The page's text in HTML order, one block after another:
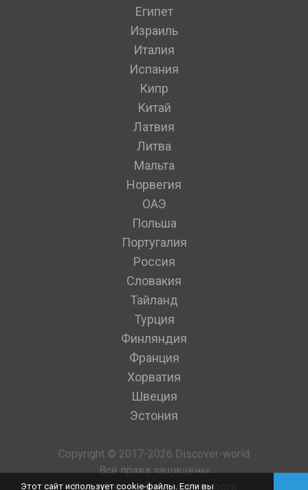
Египет
Израиль
Италия
Испания
Кипр
Китай
Латвия
Литва
Мальта
Норвегия
ОАЭ
Польша
Португалия
Россия
Словакия
Тайланд
Турция
Финляндия
Франция
Хорватия
Швеция
Эстония
Copyright © 2017-2026 Discover-world
Все права защищены
Политика конфиденциальности
Этот сайт использует cookie-файлы. Если вы